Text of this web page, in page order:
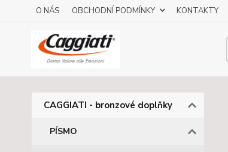
O NÁS OBCHODNÍ PODMÍNKY KONTAKTY
CAGGIATI - bronzové doplňky
PÍSMO